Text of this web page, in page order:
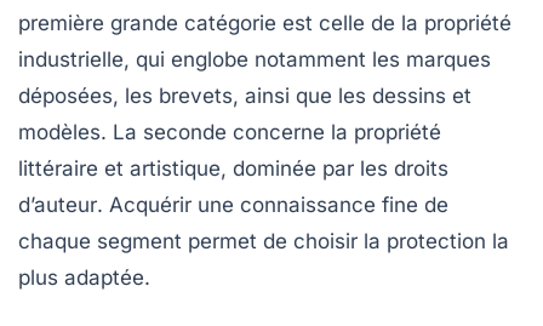
première grande catégorie est celle de la propriété
industrielle, qui englobe notamment les marques
déposées, les brevets, ainsi que les dessins et
modèles. La seconde concerne la propriété
littéraire et artistique, dominée par les droits
d’auteur. Acquérir une connaissance fine de
chaque segment permet de choisir la protection la
plus adaptée.